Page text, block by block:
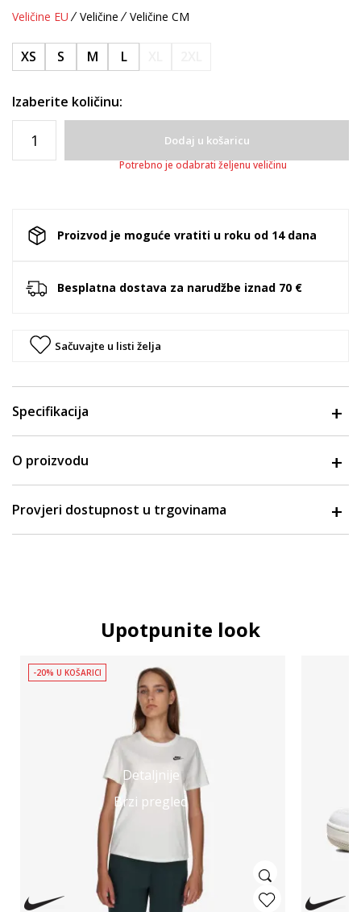
Veličine EU Veličine Veličine CM
XS S M L
Izaberite količinu:
Dodaj u košaricu
Potrebno je odabrati željenu veličinu
Proizvod je moguće vratiti u roku od 14 dana
Besplatna dostava za narudžbe iznad 70 €
Sačuvajte u listi želja
Specifikacija
O proizvodu
Provjeri dostupnost u trgovinama
Upotpunite look
Detaljnije
Brzi pregled
-20% U KOŠARICI